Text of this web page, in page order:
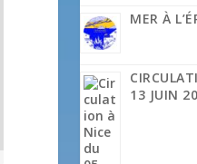
MER À
13 JUIN